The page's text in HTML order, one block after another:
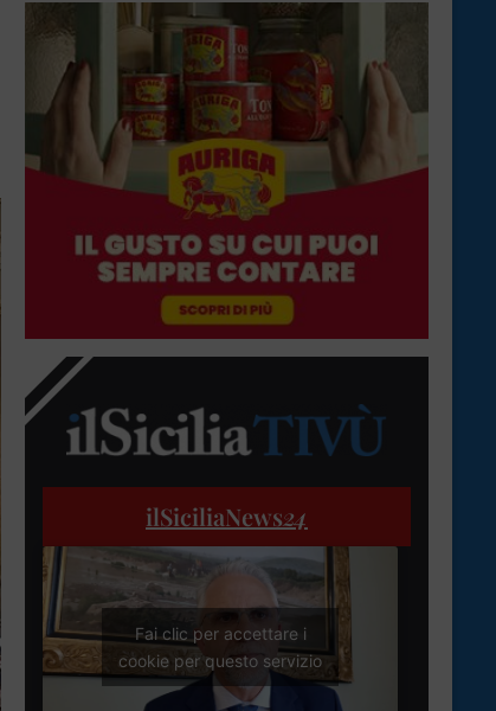
ilSiciliaNews24
Fai clic per accettare i
cookie per questo servizio